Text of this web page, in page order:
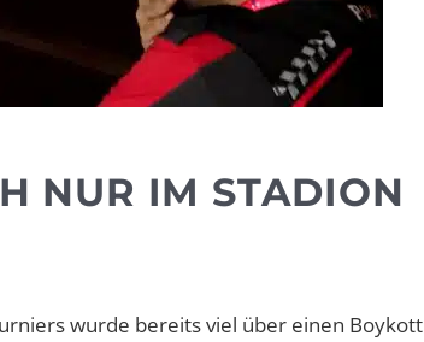
NUR IM STADION
wurde bereits viel über einen Boykott